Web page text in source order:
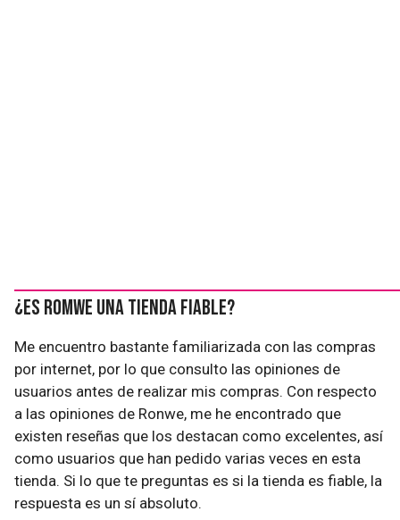
¿Es Romwe una tienda Fiable?
Me encuentro bastante familiarizada con las compras
por internet, por lo que consulto las opiniones de
usuarios antes de realizar mis compras. Con respecto
a las opiniones de Ronwe, me he encontrado que
existen reseñas que los destacan como excelentes, así
como usuarios que han pedido varias veces en esta
tienda. Si lo que te preguntas es si la tienda es fiable, la
respuesta es un sí absoluto.